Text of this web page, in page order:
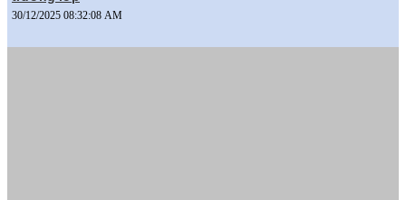
30/12/2025 08:32:08 AM